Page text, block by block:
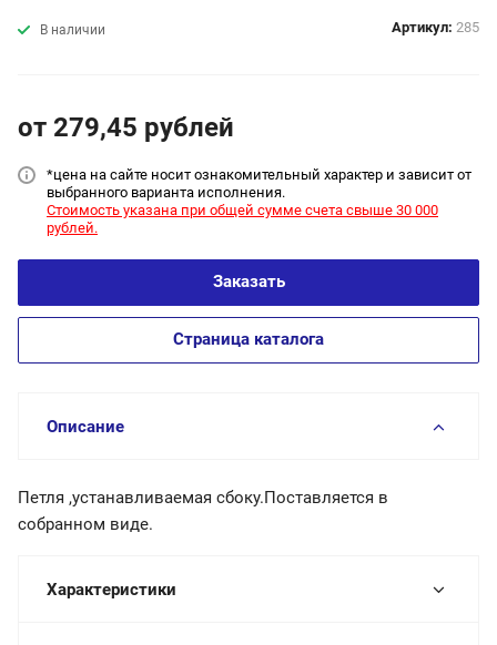
В наличии Артикул: 285
от 279,45 рублей
*цена на сайте носит ознакомительный характер и зависит от
выбранного варианта исполнения.
Стоимость указана при общей сумме счета свыше 30 000
рублей.
Заказать
Страница каталога
Описание
Петля ,устанавливаемая сбоку.Поставляется в
собранном виде.
Характеристики